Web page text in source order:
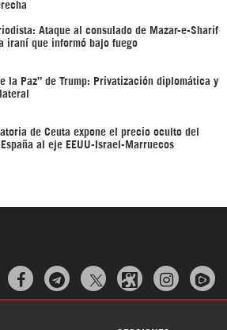
Ataque al consulado de Mazar-e-Sharif
iraní que informó bajo fuego
la Paz” de Trump: Privatización diplomática y
de Ceuta expone el precio oculto del
al eje EEUU-Israel-Marruecos
  